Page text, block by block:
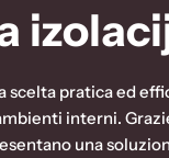
scelta pratica ed
interni.
una